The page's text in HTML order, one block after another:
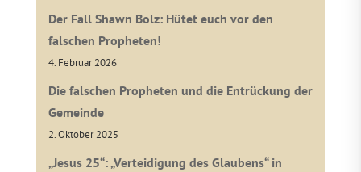
Der Fall Shawn Bolz: Hütet euch vor den
falschen Propheten!
4. Februar 2026
Die falschen Propheten und die Entrückung der
Gemeinde
2. Oktober 2025
„Jesus 25“: „Verteidigung des Glaubens“ in